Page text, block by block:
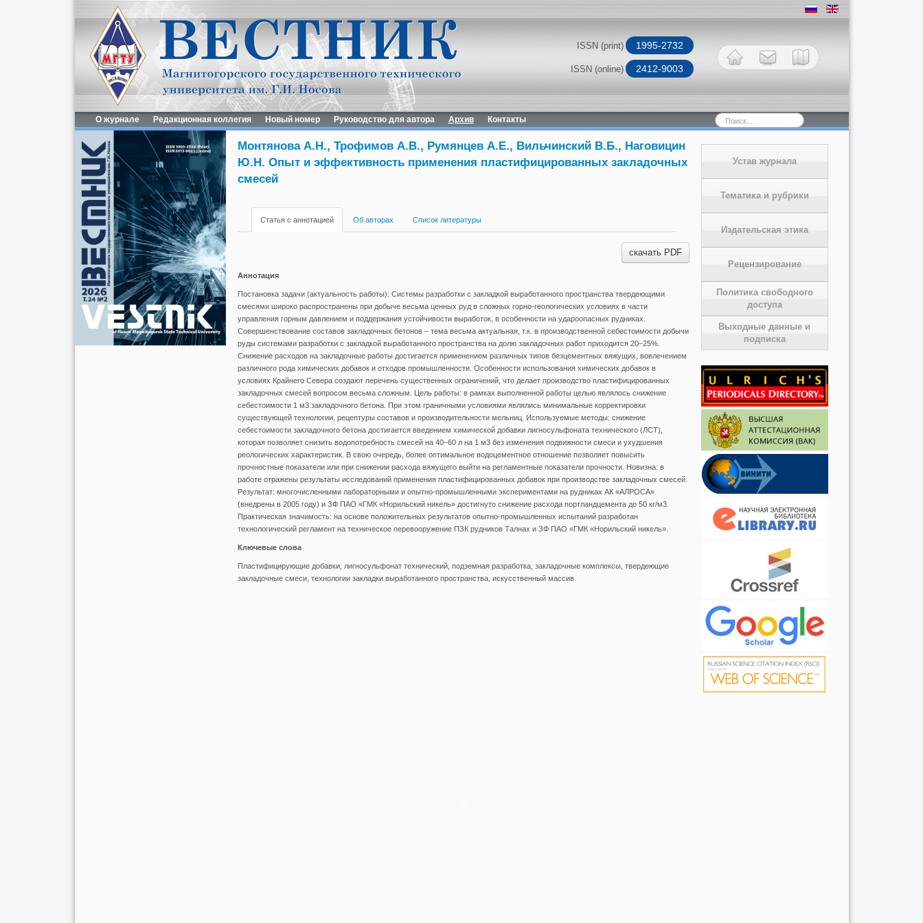
ISSN (print) 1995-2732
ISSN (online) 2412-9003
О журнале Редакционная коллегия Новый номер Руководство для автора Архив Контакты Искать...
Устав журнала
Тематика и рубрики
Издательская этика
Рецензирование
Политика свободного
доступа
Выходные данные и
подписка
Монтянова А.Н., Трофимов А.В., Румянцев А.Е., Вильчинский В.Б., Наговицин
Ю.Н. Опыт и эффективность применения пластифицированных закладочных
смесей
Статья с аннотацией Об авторах Список литературы
скачать PDF
Аннотация
Постановка задачи (актуальность работы): Системы разработки с закладкой выработанного пространства твердеющими
смесями широко распространены при добыче весьма ценных руд в сложных горно-геологических условиях в части
управления горным давлением и поддержания устойчивости выработок, в особенности на удароопасных рудниках.
Совершенствование составов закладочных бетонов – тема весьма актуальная, т.к. в производственной себестоимости добычи
руды системами разработки с закладкой выработанного пространства на долю закладочных работ приходится 20–25%.
Снижение расходов на закладочные работы достигается применением различных типов безцементных вяжущих, вовлечением
различного рода химических добавок и отходов промышленности. Особенности использования химических добавок в
условиях Крайнего Севера создают перечень существенных ограничений, что делает производство пластифицированных
закладочных смесей вопросом весьма сложным. Цель работы: в рамках выполненной работы целью являлось снижение
себестоимости 1 м3 закладочного бетона. При этом граничными условиями являлись минимальные корректировки
существующей технологии, рецептуры составов и производительности мельниц. Используемые методы: снижение
себестоимости закладочного бетона достигается введением химической добавки лигносульфоната технического (ЛСТ),
которая позволяет снизить водопотребность смесей на 40–60 л на 1 м3 без изменения подвижности смеси и ухудшения
реологических характеристик. В свою очередь, более оптимальное водоцементное отношение позволяет повысить
прочностные показатели или при снижении расхода вяжущего выйти на регламентные показатели прочности. Новизна: в
работе отражены результаты исследований применения пластифицированных добавок при производстве закладочных смесей.
Результат: многочисленными лабораторными и опытно-промышленными экспериментами на рудниках АК «АЛРОСА»
(внедрены в 2005 году) и ЗФ ПАО «ГМК «Норильский никель» достигнуто снижение расхода портландцемента до 50 кг/м3.
Практическая значимость: на основе положительных результатов опытно-промышленных испытаний разработан
технологический регламент на техническое перевооружение ПЗК рудников Талнах и ЗФ ПАО «ГМК «Норильский никель».
Ключевые слова
Пластифицирующие добавки, лигносульфонат технический, подземная разработка, закладочные комплексы, твердеющие
закладочные смеси, технологии закладки выработанного пространства, искусственный массив.